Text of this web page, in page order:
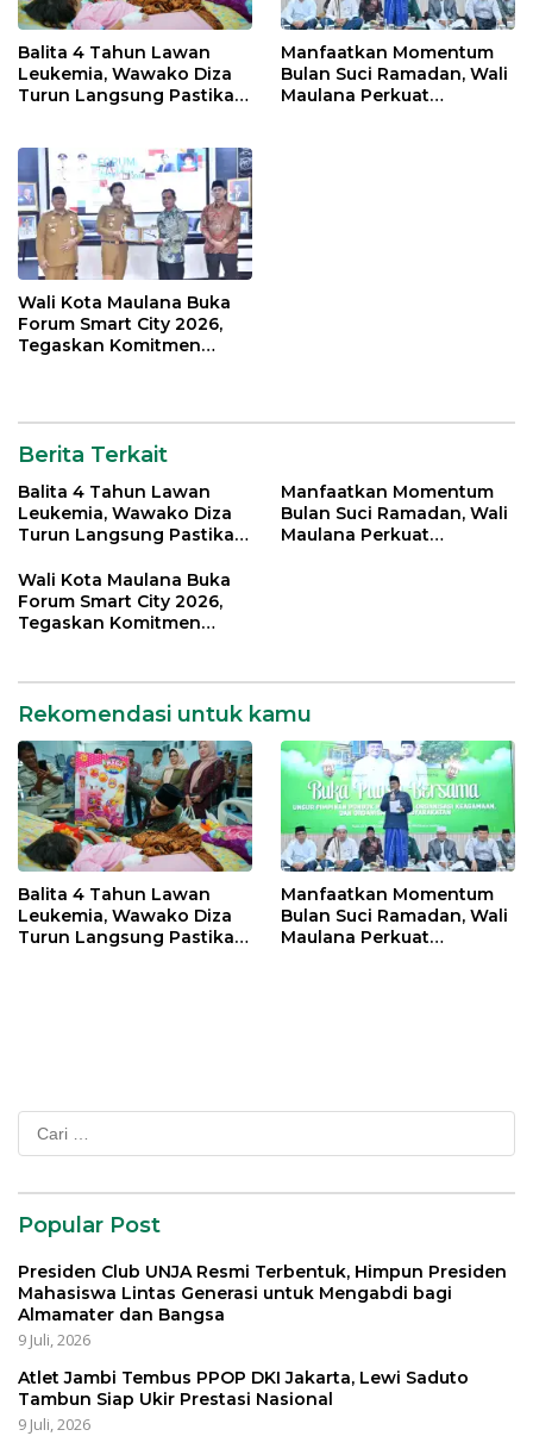
Balita 4 Tahun Lawan
Leukemia, Wawako Diza
Turun Langsung Pastikan
Manfaatkan Momentum
Bulan Suci Ramadan, Wali
Maulana Perkuat
Wali Kota Maulana Buka
Forum Smart City 2026,
Tegaskan Komitmen
Berita Terkait
Balita 4 Tahun Lawan
Leukemia, Wawako Diza
Turun Langsung Pastikan
Manfaatkan Momentum
Bulan Suci Ramadan, Wali
Maulana Perkuat
Wali Kota Maulana Buka
Forum Smart City 2026,
Tegaskan Komitmen
Rekomendasi untuk kamu
Balita 4 Tahun Lawan
Leukemia, Wawako Diza
Turun Langsung Pastikan
Manfaatkan Momentum
Bulan Suci Ramadan, Wali
Maulana Perkuat
Cari
untuk:
Popular Post
Presiden Club UNJA Resmi Terbentuk, Himpun Presiden
Mahasiswa Lintas Generasi untuk Mengabdi bagi
Almamater dan Bangsa
9 Juli, 2026
Atlet Jambi Tembus PPOP DKI Jakarta, Lewi Saduto
Tambun Siap Ukir Prestasi Nasional
9 Juli, 2026